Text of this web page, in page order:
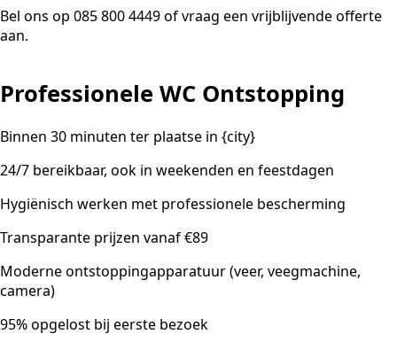
Bel ons op 085 800 4449 of vraag een vrijblijvende offerte
aan.
Professionele WC Ontstopping
Binnen 30 minuten ter plaatse in {city}
24/7 bereikbaar, ook in weekenden en feestdagen
Hygiënisch werken met professionele bescherming
Transparante prijzen vanaf €89
Moderne ontstoppingapparatuur (veer, veegmachine,
camera)
95% opgelost bij eerste bezoek